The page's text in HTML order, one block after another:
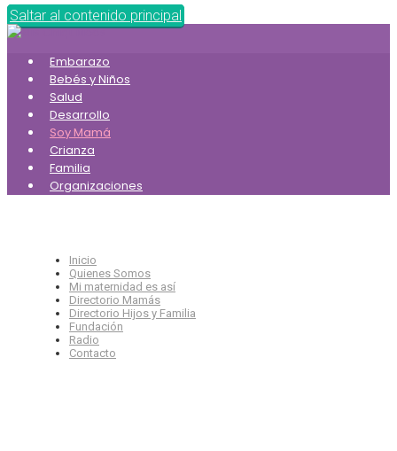
Saltar al contenido principal
Embarazo
Bebés y Niños
Salud
Desarrollo
Soy Mamá
Crianza
Familia
Organizaciones
Inicio
Quienes Somos
Mi maternidad es así
Directorio Mamás
Directorio Hijos y Familia
Fundación
Radio
Contacto